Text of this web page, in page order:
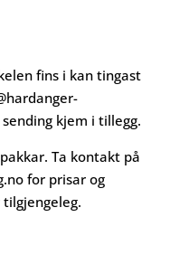
fins i kan tingast
kjem i tillegg.
Ta kontakt på
for prisar og